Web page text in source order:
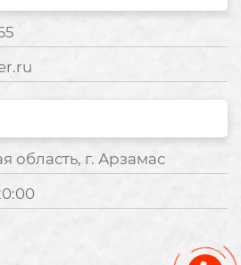
область, г. Арзамас